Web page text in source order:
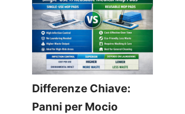
Differenze Chiave:
Panni per Mocio